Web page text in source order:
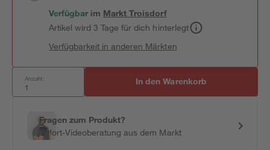
Verfügbar im MarktTroisdorf
Artikel wird 3 Tage für dich hinterlegt
Verfügbarkeit in anderen Märkten
Anzahl: In den Warenkorb
Fragen zum Produkt?
Sofort-Videoberatung aus dem Markt